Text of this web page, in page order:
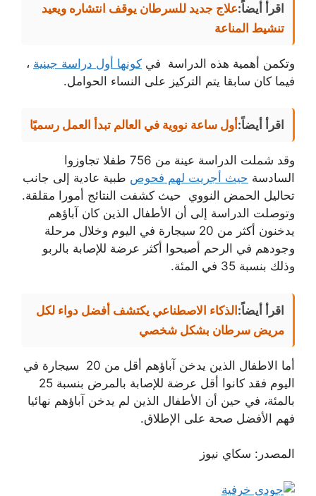
اقرأ أيضاً:علاج جديد للسرطان يوقف انتشاره ويعيد
تنشيط المناعة
وتكمن أهمية هذه الدراسة في كونها أول دراسة جينية ،
فيما كان سابقا يتم التركيز على النساء الحوامل.
اقرأ أيضاً: أول ساعة نووية في العالم تبدأ العمل رسميًا
وقد شملت الدراسة عينة من 756 طفلا تجاوزوا
السادسة حيث أجريت لهم فحوص طبية عادية إلى جانب
تحاليل الحمض النووي حيث كشفت النتائج أمورا مقلقة.
وتوصلت الدراسة إلى أن الأطفال الذين كان آباؤهم
يدخنون أكثر من 20 سيجارة في اليوم وخلال مرحلة
وجودهم في الرحم أصبحوا أكثر عرضة للإصابة بالربو
وذلك بنسبة 35 في المئة.
اقرأ أيضاً:الذكاء الاصطناعي يكتشف أفضل دواء لكل
مريض سرطان بشكل شخصي
أما الاطفال الذين يدخن آباؤهم أقل من 20 سيجارة في
اليوم فقد كانوا أقل عرضة للإصابة بالمرض بنسبة 25
بالمئة، في حين أن الأطفال الذين لم يدخن آباؤهم نهائيا
فهم الأفضل صحة على الإطلاق.
المصدر: سكاي نيوز